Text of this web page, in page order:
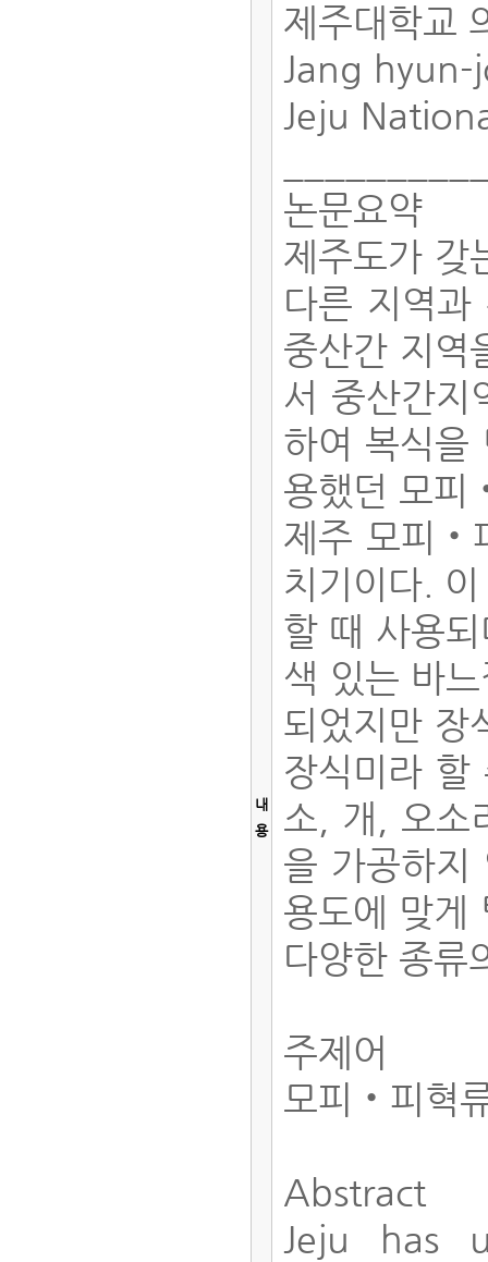
내
용
제주대학교
Jang
Jeju
논문요약
제주도가 갖
다른 지역
중산간 지역
서 중산간
하여 복식을
용했던 모피
제주 모피‧
치기이다.
할 때 사용
색 있는 바
되었지만 장
장식미라
소, 개, 오소
을 가공하
용도에 맞게
다양한 종
주제어
모피‧피혁
Abstract
Jeju has